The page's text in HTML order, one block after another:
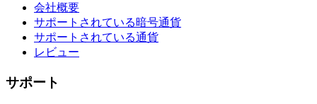
会社概要
サポートされている暗号通貨
サポートされている通貨
レビュー
サポート